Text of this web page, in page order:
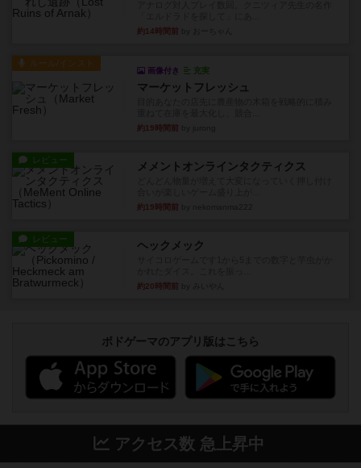
約14時間前
ルール/インスト
画像付き 充実
マーケットフレッシュ
約19時間前
レビュー メメントオンラインタクティクス
約19時間前
レビュー ヘックメック
約20時間前
ボドゲーマのアプリ版はこちら
アクセス数 急上昇中